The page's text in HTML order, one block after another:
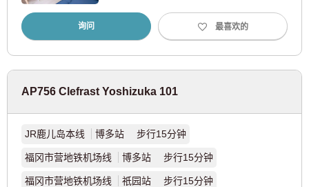
询问 最喜欢的
AP756 Clefrast Yoshizuka 101
JR鹿儿岛本线 博多站 步行15分钟
福冈市营地铁机场线 博多站 步行15分钟
福冈市营地铁机场线 祇园站 步行15分钟
阪急千里线 (20)
阪急神户线 (8)
阪急宝冢线 (4)